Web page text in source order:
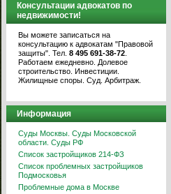
Консультации адвокатов по
недвижимости!
Вы можете записаться на
консультацию к адвокатам "Правовой
защиты". Тел. 8 495 691-38-72
Работаем ежедневно. Долевое
строительство. Инвестиции.
Жилищные споры. Суд. Арбитраж.
Информация
Суды Москвы. Суды Московской
области. Суды РФ
Список застройщиков 214-ФЗ
Список проблемных застройщиков
Подмосковья
Проблемные дома в Москве